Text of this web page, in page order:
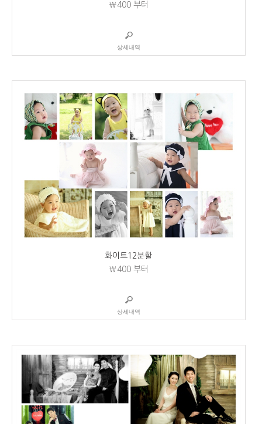
₩400부터
상세내역
화이트12분할
₩400부터
상세내역